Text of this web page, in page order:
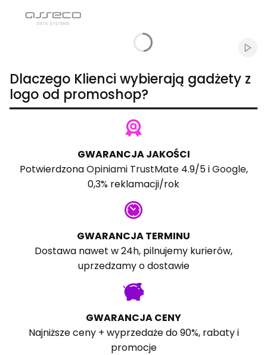
Dlaczego Klienci wybierają gadżety z
logo od promoshop?
GWARANCJA JAKOŚCI
PotwierdzonaOpiniami TrustMate4.9/5 iGoogle,
0,3% reklamacji/rok
GWARANCJA TERMINU
Dostawa nawet w 24h, pilnujemy kurierów,
uprzedzamy o dostawie
GWARANCJA CENY
Najniższe ceny + wyprzedaże do 90%, rabaty i
promocje